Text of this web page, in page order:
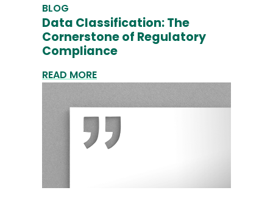
BLOG
Data Classification: The
Cornerstone of Regulatory
Compliance
READ MORE